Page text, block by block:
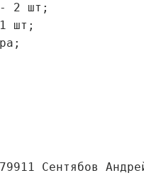
- 2 шт;
шт;
Сентябов